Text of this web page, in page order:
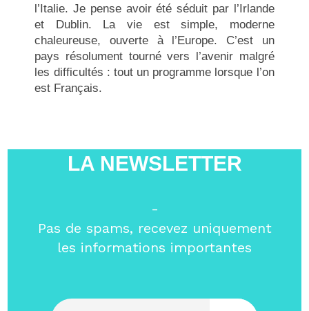
l’Italie. Je pense avoir été séduit par l’Irlande
et Dublin. La vie est simple, moderne
chaleureuse, ouverte à l’Europe. C’est un
pays résolument tourné vers l’avenir malgré
les difficultés : tout un programme lorsque l’on
est Français.
LA NEWSLETTER
-
Pas de spams, recevez uniquement
les informations importantes